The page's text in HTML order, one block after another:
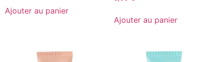
Ajouter au panier
Ajouter au panier